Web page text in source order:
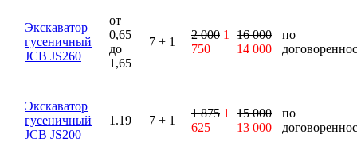
Экскаватор
гусеничный
JCB JS260
от
0,65
до
1,65
7 + 1
2 000 1
750
16 000
14 000
по
Экскаватор
гусеничный
JCB JS200
1.19 7 + 1
1 875 1
625
15 000
13 000
по